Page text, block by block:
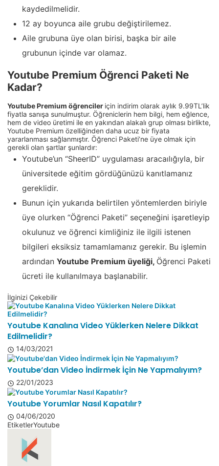
kaydedilmelidir.
12 ay boyunca aile grubu değiştirilemez.
Aile grubuna üye olan birisi, başka bir aile
grubunun içinde var olamaz.
Youtube Premium Öğrenci Paketi Ne
Kadar?
Youtube Premium öğrenciler için indirim olarak aylık 9.99TL’lik
fiyatla sanışa sunulmuştur. Öğreniclerin hem bilgi, hem eğlence,
hem de video üretimi ile en yakından alakalı grup olması birlikte,
Youtube Premium özelliğinden daha ucuz bir fiyata
yararlanması sağlanmıştır. Öğrenci Paketi’ne üye olmak için
gerekli olan şartlar şunlardır:
Youtube’un “SheerID” uygulaması aracaılığıyla, bir
üniversitede eğitim gördüğünüzü kanıtlamanız
gereklidir.
Bunun için yukarıda belirtilen yöntemlerden biriyle
üye olurken “Öğrenci Paketi” seçeneğini işaretleyip
okulunuz ve öğrenci kimliğiniz ile ilgili istenen
bilgileri eksiksiz tamamlamanız gerekir. Bu işlemin
ardından Youtube Premium üyeliği, Öğrenci Paketi
ücreti ile kullanılmaya başlanabilir.
İlginizi Çekebilir
Youtube Kanalına Video Yüklerken Nelere Dikkat
Edilmelidir?
14/03/2021
Youtube’dan Video İndirmek İçin Ne Yapmalıyım?
22/01/2023
Youtube Yorumlar Nasıl Kapatılır?
04/06/2020
EtiketlerYoutube